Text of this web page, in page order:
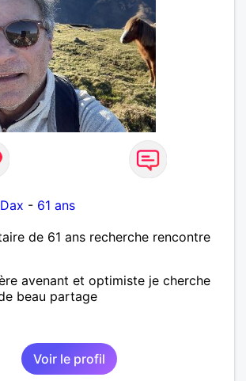
- 61 ans
de 61 ans recherche rencontre
avenant et optimiste je cherche
beau partage
Voir le profil